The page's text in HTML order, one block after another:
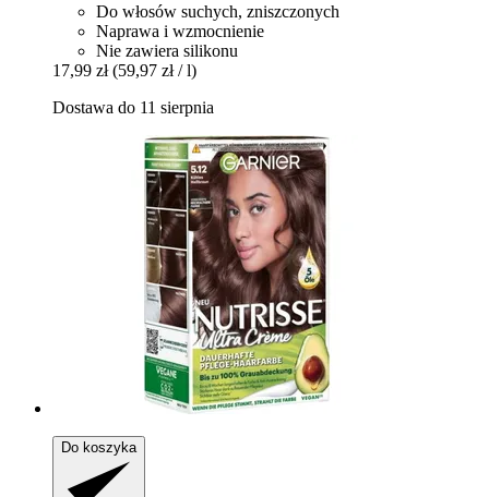
Do włosów suchych, zniszczonych
Naprawa i wzmocnienie
Nie zawiera silikonu
17,99 zł (59,97 zł / l)
Dostawa do 11 sierpnia
Do koszyka